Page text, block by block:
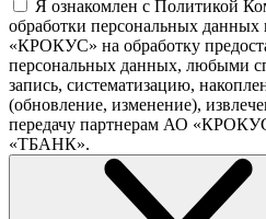
Я ознакомлен с Политикой
обработки персональных
«КРОКУС» на обработку
персональных данных, любыми
запись, систематизацию,
(обновление, изменение),
передачу партнерам АО
«ТБАНК».